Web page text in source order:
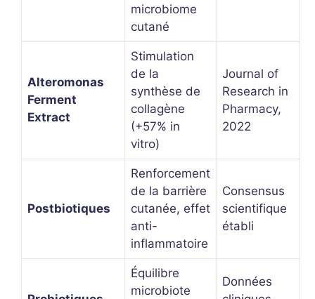
microbiome
cutané
Alteromonas
Ferment
Extract
Stimulation
de la
synthèse de
collagène
(+57% in
vitro)
Journal of
Research in
Pharmacy,
2022
Postbiotiques
Renforcement
de la barrière
cutanée, effet
anti-
inflammatoire
Consensus
scientifique
établi
Équilibre
microbiote
Données